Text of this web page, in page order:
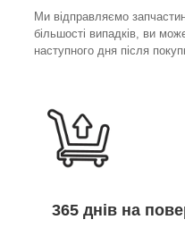
Ми відправляємо
більшості випадків, ви
наступного дня після
365 днів на